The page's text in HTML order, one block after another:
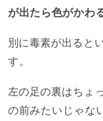
が出たら色がかわ
別に毒素が出ると
す。
左の足の裏はちょ
の前みたいじゃな